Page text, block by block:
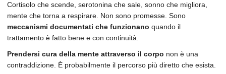
Cortisolo che scende, serotonina che sale, sonno che migliora,
mente che torna a respirare. Non sono promesse. Sono
meccanismi documentati che funzionano quando il
trattamento è fatto bene e con continuità.
Prendersi cura della mente attraverso il corpo non è una
contraddizione. È probabilmente il percorso più diretto che esista.